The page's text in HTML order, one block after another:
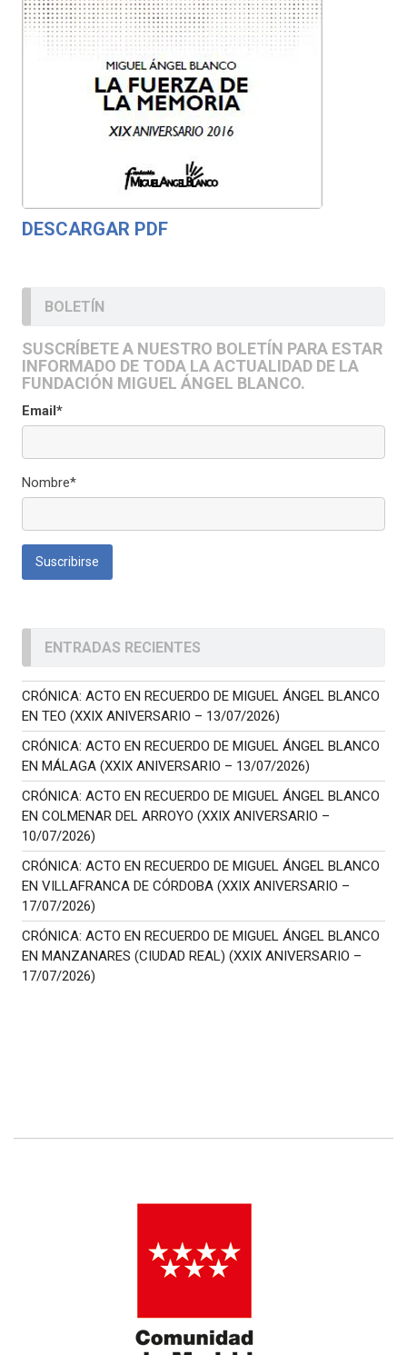
DESCARGAR PDF
BOLETÍN
SUSCRÍBETE A NUESTRO BOLETÍN PARA ESTAR
INFORMADO DE TODA LA ACTUALIDAD DE LA
FUNDACIÓN MIGUEL ÁNGEL BLANCO.
Email*
Nombre*
ENTRADAS RECIENTES
CRÓNICA: ACTO EN RECUERDO DE MIGUEL ÁNGEL BLANCO
EN TEO (XXIX ANIVERSARIO – 13/07/2026)
CRÓNICA: ACTO EN RECUERDO DE MIGUEL ÁNGEL BLANCO
EN MÁLAGA (XXIX ANIVERSARIO – 13/07/2026)
CRÓNICA: ACTO EN RECUERDO DE MIGUEL ÁNGEL BLANCO
EN COLMENAR DEL ARROYO (XXIX ANIVERSARIO –
10/07/2026)
CRÓNICA: ACTO EN RECUERDO DE MIGUEL ÁNGEL BLANCO
EN VILLAFRANCA DE CÓRDOBA (XXIX ANIVERSARIO –
17/07/2026)
CRÓNICA: ACTO EN RECUERDO DE MIGUEL ÁNGEL BLANCO
EN MANZANARES (CIUDAD REAL) (XXIX ANIVERSARIO –
17/07/2026)